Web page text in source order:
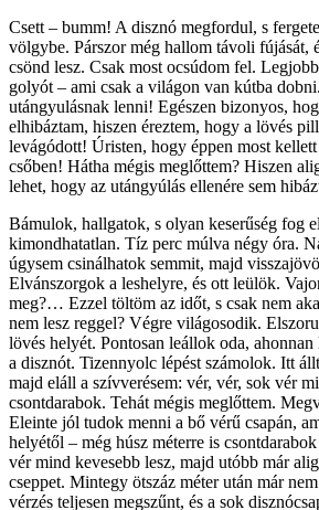
Csett – bumm! A disznó megfordul, s
völgybe. Párszor még hallom távoli fújását,
csönd lesz. Csak most ocsúdom fel.
golyót – ami csak a világon van kútba
utángyulásnak lenni! Egészen bizonyos,
elhibáztam, hiszen éreztem, hogy a lövés
levágódott! Úristen, hogy éppen most
csőben! Hátha mégis meglőttem? Hiszen
lehet, hogy az utángyúlás ellenére sem
Bámulok, hallgatok, s olyan keserűség fog
kimondhatatlan. Tíz perc múlva négy óra.
úgysem csinálhatok semmit, majd
Elvánszorgok a leshelyre, és ott leülök.
meg?… Ezzel töltöm az időt, s csak nem
nem lesz reggel? Végre világosodik.
lövés helyét. Pontosan leállok oda, ahonnan
a disznót. Tizennyolc lépést számolok. Itt
majd eláll a szívverésem: vér, vér, sok vér
csontdarabok. Tehát mégis meglőttem.
Eleinte jól tudok menni a bő vérű csapán,
helyétől – még húsz méterre is
vér mind kevesebb lesz, majd utóbb már
cseppet. Mintegy ötszáz méter után már
vérzés teljesen megszűnt, és a sok